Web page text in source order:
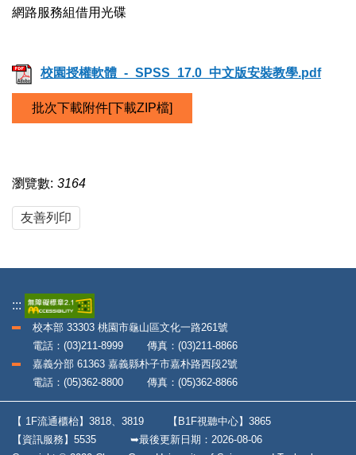
網路服務組借用光碟
校園授權軟體_-_SPSS_17.0_中文版安裝教學.pdf
批次下載附件[下載ZIP檔]
瀏覽數: 3164
友善列印
:::
校本部 33303 桃園市龜山區文化一路261號
電話：(03)211-8999 傳真：(03)211-8866
嘉義分部 61363 嘉義縣朴子市嘉朴路西段2號
電話：(05)362-8800 傳真：(05)362-8866
【 1F流通櫃枱】3818、3819
【B1F視聽中心】3865
【資訊服務】5535
2026-08-06
➥最後更新日期：